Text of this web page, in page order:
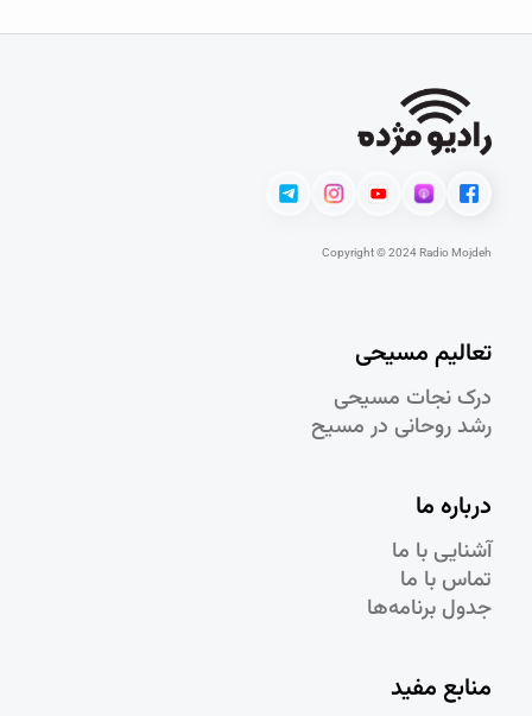
Copyright © 2024 Radio Mojdeh
تعالیم مسیحی
درک نجات مسيحی
رشد روحانی در مسيح
درباره ما
آشنایی با ما
تماس با ما
جدول برنامه‌ها
منابع مفید